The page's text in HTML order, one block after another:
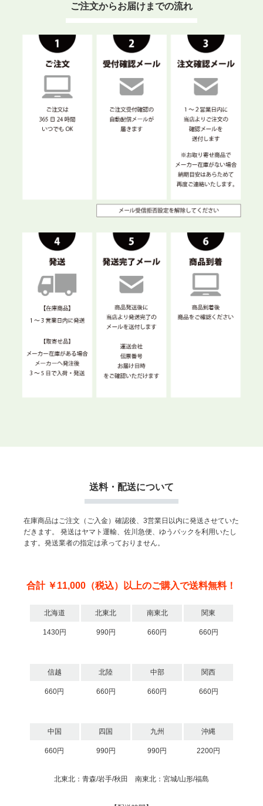
ご注文からお届けまでの流れ
送料・配送について
在庫商品はご注文（ご入金）確認後、3営業日以内に発送させていた
だきます。
発送はヤマト運輸、佐川急便、ゆうパックを利用いたし
ます。発送業者の指定は承っておりません。
合計 ￥11,000（税込）以上のご購入で送料無料！
北海道 北東北 南東北 関東
1430円 990円 660円 660円
信越 北陸 中部 関西
660円 660円 660円 660円
中国 四国 九州 沖縄
660円 990円 990円 2200円
北東北：青森/岩手/秋田 南東北：宮城/山形/福島